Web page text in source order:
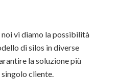
vi diamo la possibilità
di silos in diverse
la soluzione più
cliente.